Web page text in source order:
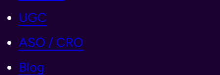
UGC
ASO / CRO
Blog